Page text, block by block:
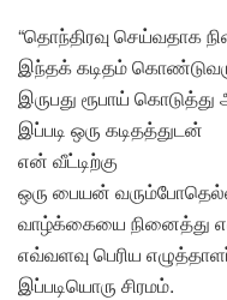
“தொந்திரவு செய்வதாக
இந்தக் கடிதம்
இருபது ரூபாய் கொடுத்து
இப்படி ஒரு கடிதத்துடன்
என் வீட்டிற்கு
ஒரு பையன்
வாழ்க்கையை நினைத்து
எவ்வளவு பெரிய
இப்படியொரு சிரமம்.